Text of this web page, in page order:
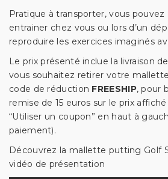
Pratique à transporter, vous
entrainer chez vous ou lors d’un
reproduire les exercices imaginés
Le prix présenté inclue la livraison
vous souhaitez retirer votre
code de réduction FREESHIP, pour
remise de 15 euros sur le prix
“Utiliser un coupon” en haut à
paiement).
Découvrez la mallette putting Golf
vidéo de présentation